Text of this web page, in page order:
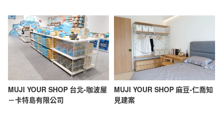
MUJI YOUR SHOP 台北-咖波屋
－卡特島有限公司
MUJI YOUR SHOP 麻豆-仁喬知
見建案